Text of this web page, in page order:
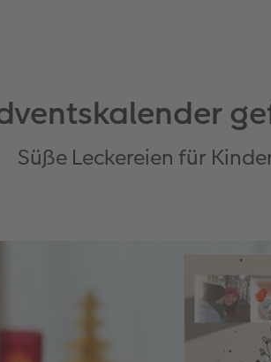
Süße Leckereien für